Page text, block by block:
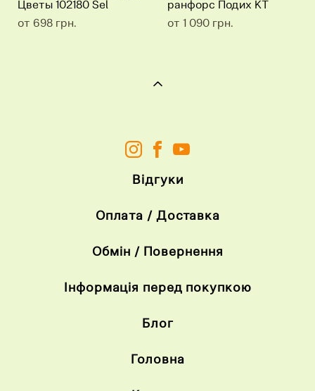
Цветы 102180 Sel
от 698 грн.
ранфорс Подих КТ
от 1 090 грн.
Відгуки
Оплата / Доставка
Обмін / Повернення
Інформація перед покупкою
Блог
Головна